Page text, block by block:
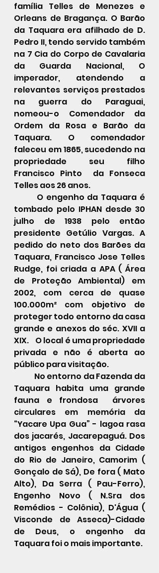
família Telles de Menezes e
Orleans de Bragança. O Barão
da Taquara era afilhado de D.
Pedro II, tendo servido também
na 7 Cia do Corpo de Cavalaria
da Guarda Nacional, O
imperador, atendendo a
relevantes serviços prestados
na guerra do Paraguai,
nomeou-o Comendador da
Ordem da Rosa e Barão da
Taquara. O comendador
faleceu em 1865, sucedendo na
propriedade seu filho
Francisco Pinto  da Fonseca
Telles aos 26 anos.
tombado pelo IPHAN desde 30
julho de 1938 pelo então
presidente Getúlio Vargas. A
pedido do neto dos Barões da
Taquara, Francisco Jose Telles
Rudge, foi criada a APA ( Área
de Proteção Ambiental) em
2002, com cerca de quase
100.000m² com objetivo de
proteger todo entorno da casa
grande e anexos do séc. XVII a
XIX.    O local é uma propriedade
privada e não é aberta ao
público para visitação.
Taquara habita uma grande
fauna e frondosa  árvores
circulares em memória da
“Yacare Upa Gua” - lagoa rasa
dos jacarés, Jacarepaguá. Dos
antigos engenhos da Cidade
do Rio de Janeiro, Camorim (
Gonçalo de Sá), De fora ( Mato
Alto), Da Serra ( Pau-Ferro),
Engenho Novo ( N.Sra dos
Remédios - Colônia), D'Água (
Visconde de Asseca)-Cidade
de Deus, o engenho da
Taquara foi o mais importante.